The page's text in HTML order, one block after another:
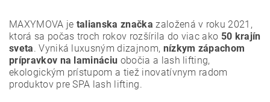
MAXYMOVA je talianska značka založená v roku 2021,
ktorá sa počas troch rokov rozšírila do viac ako 50 krajín
sveta. Vyniká luxusným dizajnom, nízkym zápachom
prípravkov na lamináciu obočia a lash lifting,
ekologickým prístupom a tiež inovatívnym radom
produktov pre SPA lash lifting.